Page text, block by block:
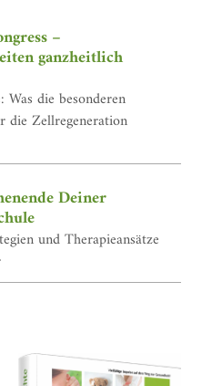
–
ganzheitlich
Was die besonderen
die Zellregeneration
Deiner
und Therapieansätze